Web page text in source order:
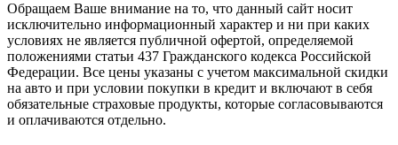
Обращаем Ваше внимание на то, что данный сайт носит
исключительно информационный характер и ни при каких
условиях не является публичной офертой, определяемой
положениями статьи 437 Гражданского кодекса Российской
Федерации. Все цены указаны с учетом максимальной скидки
на авто и при условии покупки в кредит и включают в себя
обязательные страховые продукты, которые согласовываются
и оплачиваются отдельно.